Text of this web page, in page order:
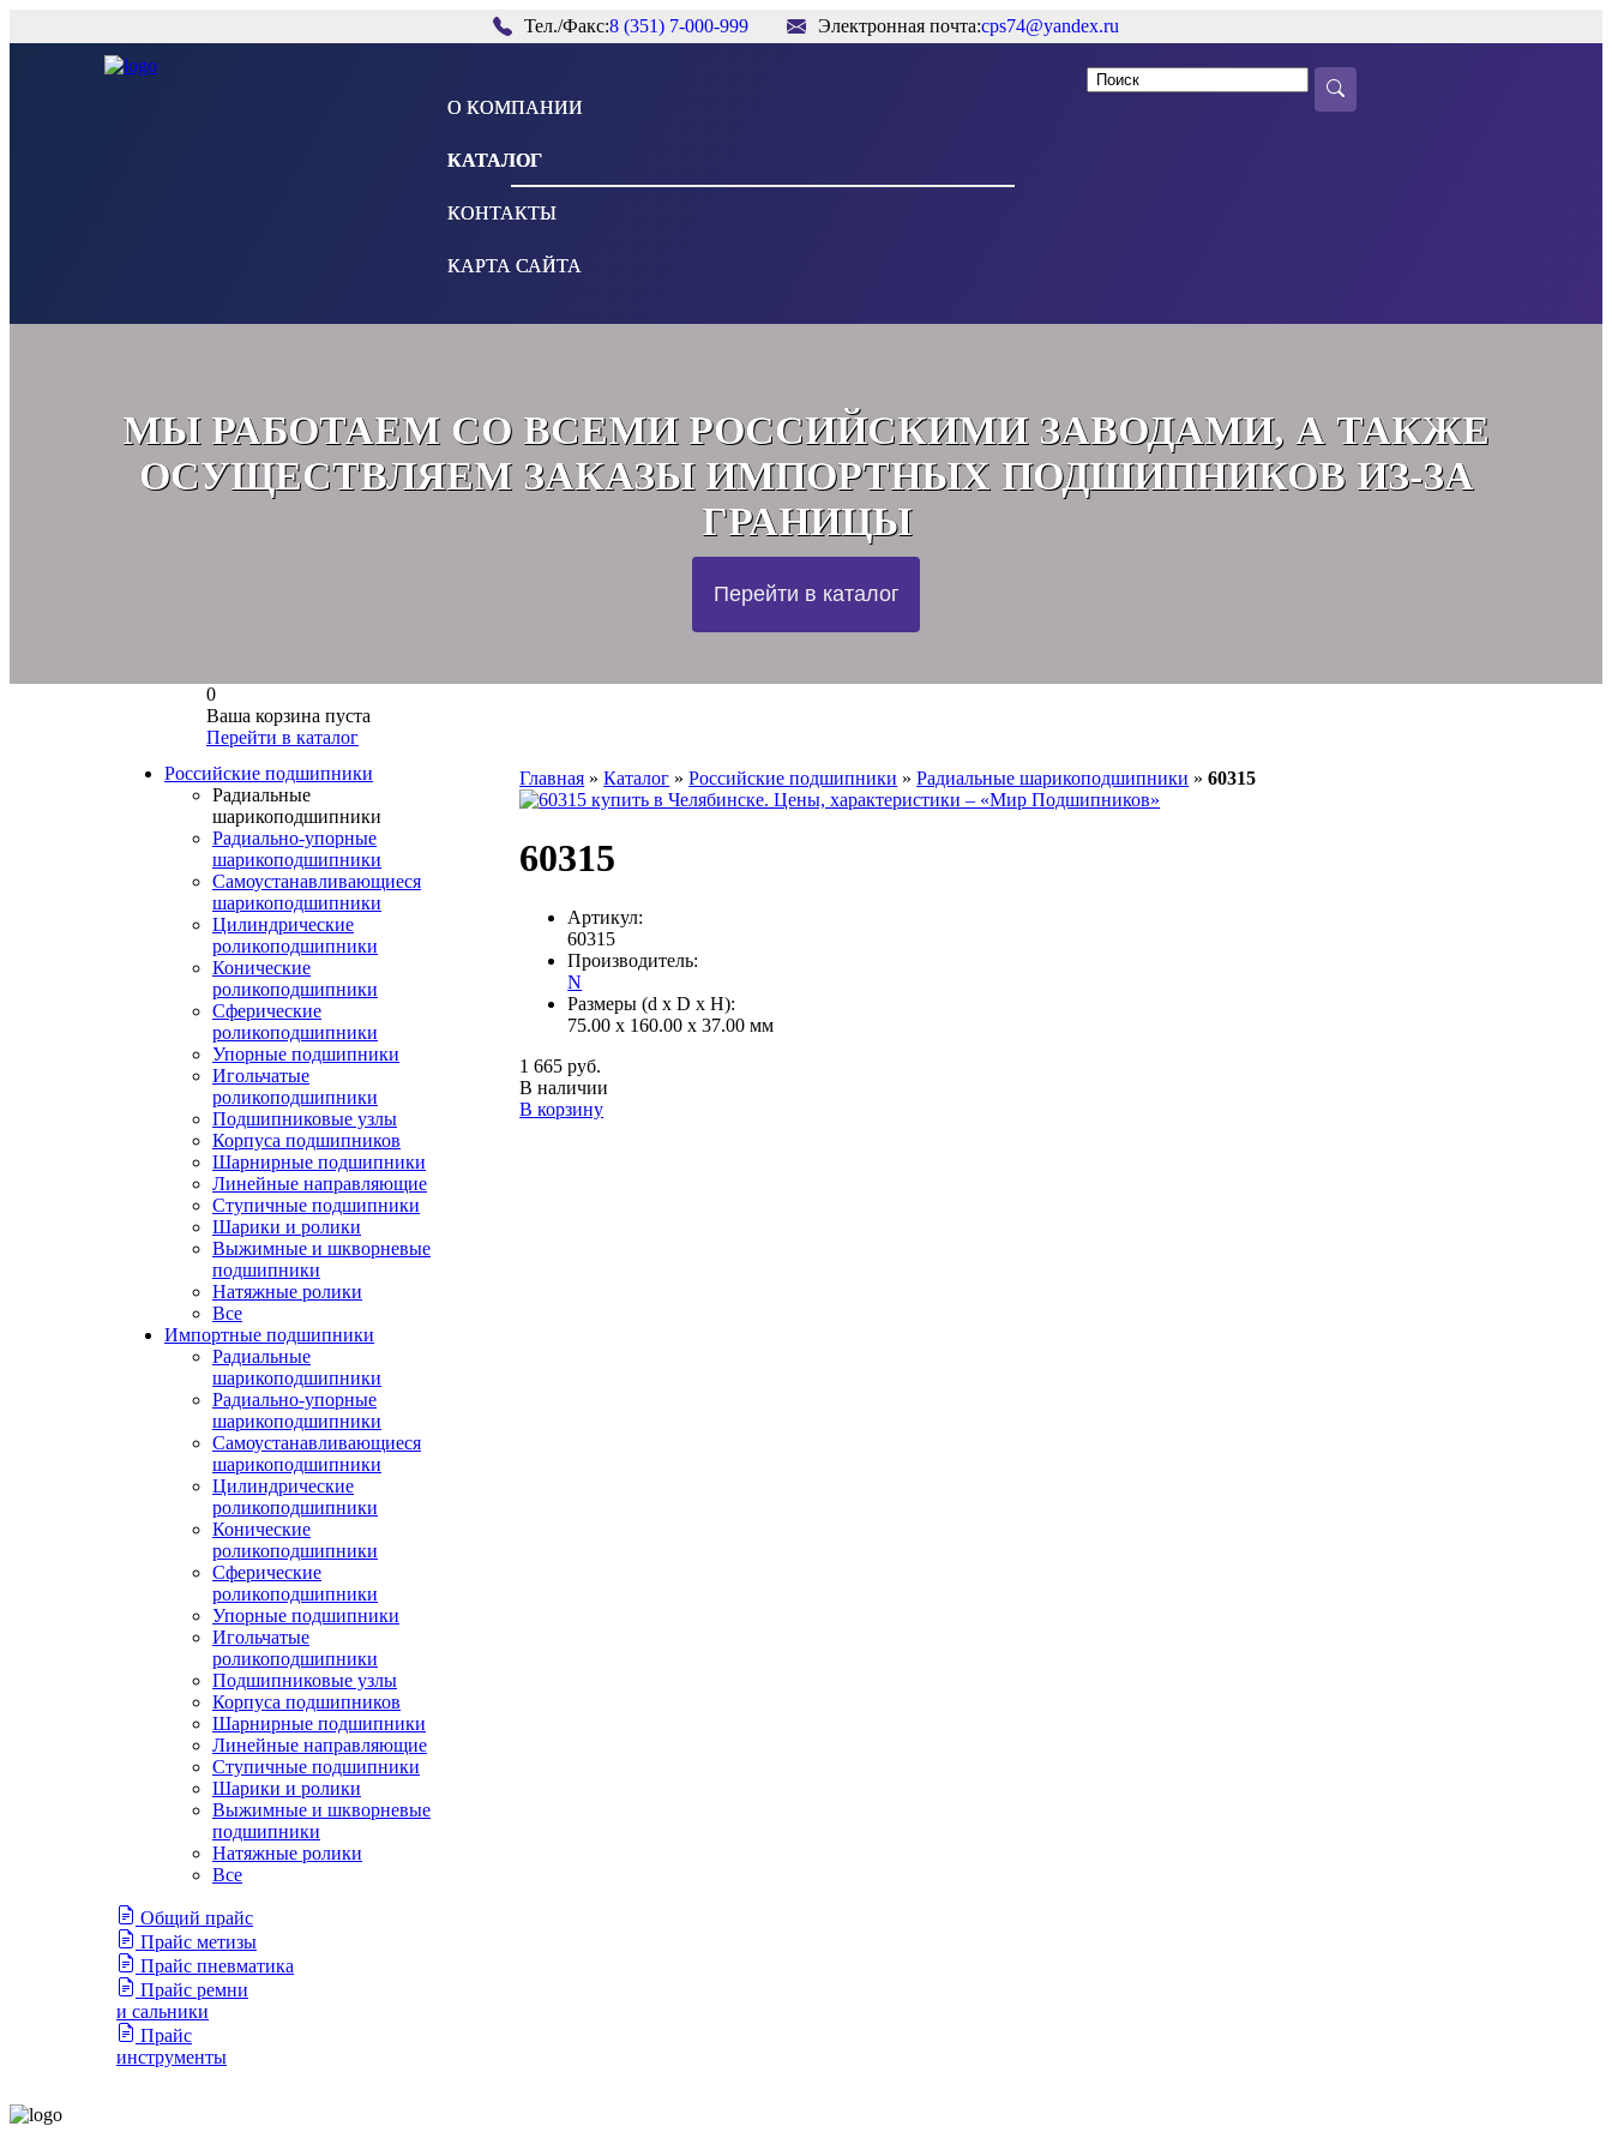
Тел./Факс:8 (351) 7-000-999 Электронная почта:cps74@yandex.ru
О КОМПАНИИ
КАТАЛОГ
КОНТАКТЫ
КАРТА САЙТА
МЫ РАБОТАЕМ СО ВСЕМИ РОССИЙСКИМИ ЗАВОДАМИ, А ТАКЖЕ
ОСУЩЕСТВЛЯЕМ ЗАКАЗЫ ИМПОРТНЫХ ПОДШИПНИКОВ ИЗ-ЗА
ГРАНИЦЫ
Перейти в каталог
0
Ваша корзина пуста
Перейти в каталог
Российские подшипники
Радиальные
шарикоподшипники
Радиально-упорные
шарикоподшипники
Самоустанавливающиеся
шарикоподшипники
Цилиндрические
роликоподшипники
Конические
роликоподшипники
Сферические
роликоподшипники
Упорные подшипники
Игольчатые
роликоподшипники
Подшипниковые узлы
Корпуса подшипников
Шарнирные подшипники
Линейные направляющие
Ступичные подшипники
Шарики и ролики
Выжимные и шкворневые
подшипники
Натяжные ролики
Все
Импортные подшипники
Радиальные
шарикоподшипники
Радиально-упорные
шарикоподшипники
Самоустанавливающиеся
шарикоподшипники
Цилиндрические
роликоподшипники
Конические
роликоподшипники
Сферические
роликоподшипники
Упорные подшипники
Игольчатые
роликоподшипники
Подшипниковые узлы
Корпуса подшипников
Шарнирные подшипники
Линейные направляющие
Ступичные подшипники
Шарики и ролики
Выжимные и шкворневые
подшипники
Натяжные ролики
Все
Общий прайс
Прайс метизы
Прайс пневматика
Прайс ремни
и сальники
Прайс
инструменты
Главная »Каталог »Российские подшипники »Радиальные шарикоподшипники »60315
60315
Артикул:
60315
Производитель:
N
Размеры (d x D x H):
75.00 x 160.00 x 37.00 мм
1 665 руб.
В наличии
В корзину